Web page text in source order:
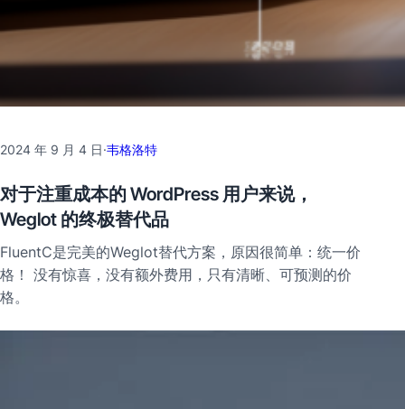
2024 年 9 月 4 日·韦格洛特
对于注重成本的 WordPress 用户来说，
Weglot 的终极替代品
FluentC是完美的Weglot替代方案，原因很简单：统一价
格！ 没有惊喜，没有额外费用，只有清晰、可预测的价
格。